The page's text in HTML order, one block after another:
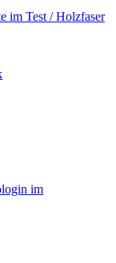
im Test /​ Holzfaser
im